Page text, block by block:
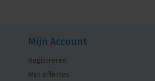
Mijn Account
Registreren
Mijn offertes